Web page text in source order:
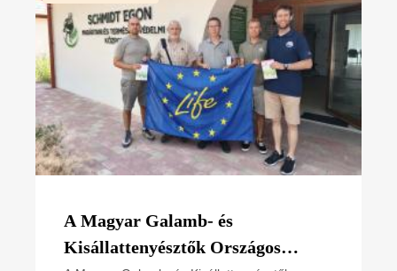
A Magyar Galamb- és
Kisállattenyésztők Országos